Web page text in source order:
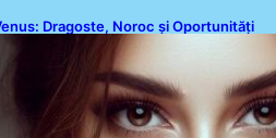
Dragoste, Noroc și Oportunități
Balanțe în Weekendul 8-9 August